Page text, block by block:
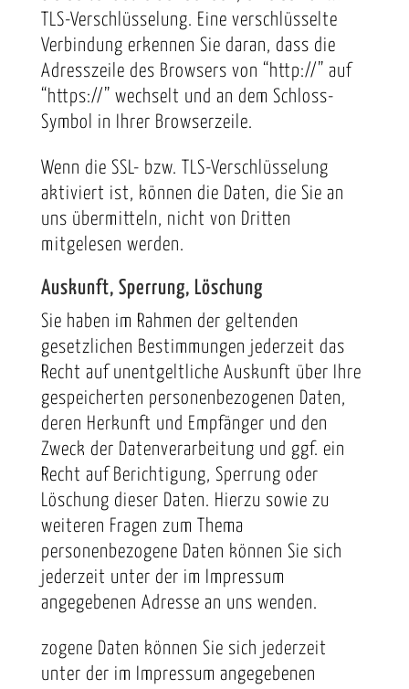
TLS-Verschlüsselung. Eine verschlüsselte
Verbindung erkennen Sie daran, dass die
Adresszeile des Browsers von “http://” auf
“https://” wechselt und an dem Schloss-
Symbol in Ihrer Browserzeile.
Wenn die SSL- bzw. TLS-Verschlüsselung
aktiviert ist, können die Daten, die Sie an
uns übermitteln, nicht von Dritten
mitgelesen werden.
Auskunft, Sperrung, Löschung
Sie haben im Rahmen der geltenden
gesetzlichen Bestimmungen jederzeit das
Recht auf unentgeltliche Auskunft über Ihre
gespeicherten personenbezogenen Daten,
deren Herkunft und Empfänger und den
Zweck der Datenverarbeitung und ggf. ein
Recht auf Berichtigung, Sperrung oder
Löschung dieser Daten. Hierzu sowie zu
weiteren Fragen zum Thema
personenbezogene Daten können Sie sich
jederzeit unter der im Impressum
angegebenen Adresse an uns wenden.
zogene Daten können Sie sich jederzeit
unter der im Impressum angegebenen